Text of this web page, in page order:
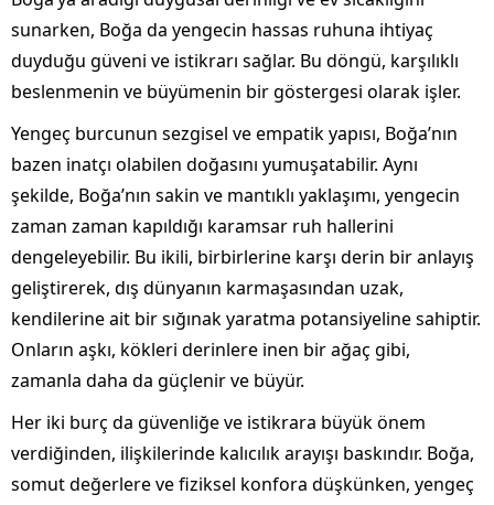
sunarken, Boğa da yengecin hassas ruhuna ihtiyaç
duyduğu güveni ve istikrarı sağlar. Bu döngü, karşılıklı
beslenmenin ve büyümenin bir göstergesi olarak işler.
Yengeç burcunun sezgisel ve empatik yapısı, Boğa’nın
bazen inatçı olabilen doğasını yumuşatabilir. Aynı
şekilde, Boğa’nın sakin ve mantıklı yaklaşımı, yengecin
zaman zaman kapıldığı karamsar ruh hallerini
dengeleyebilir. Bu ikili, birbirlerine karşı derin bir anlayış
geliştirerek, dış dünyanın karmaşasından uzak,
kendilerine ait bir sığınak yaratma potansiyeline sahiptir.
Onların aşkı, kökleri derinlere inen bir ağaç gibi,
zamanla daha da güçlenir ve büyür.
Her iki burç da güvenliğe ve istikrara büyük önem
verdiğinden, ilişkilerinde kalıcılık arayışı baskındır. Boğa,
somut değerlere ve fiziksel konfora düşkünken, yengeç